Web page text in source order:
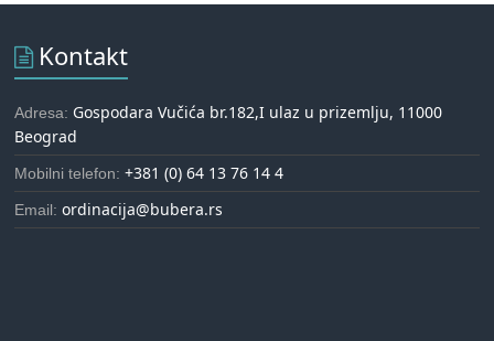
Kontakt
Adresa: Gospodara Vučića br.182,I ulaz u prizemlju, 11000
Beograd
Mobilni telefon:+381 (0) 64 13 76 14 4
Email:ordinacija@bubera.rs